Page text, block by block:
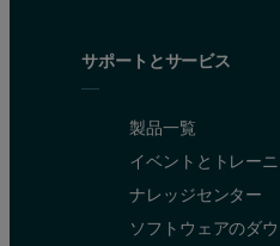
サポートとサービス
製品一覧
イベントとトレー
ナレッジセンター
ソフトウェアのダ